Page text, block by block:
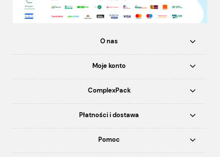
O nas
Moje konto
ComplexPack
Płatności i dostawa
Pomoc